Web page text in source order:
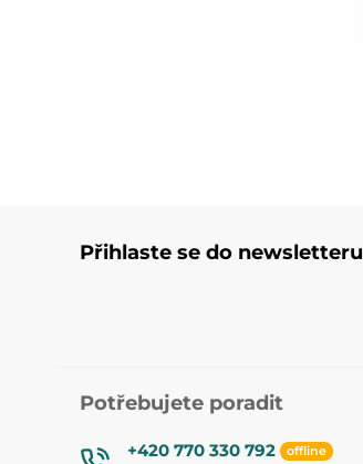
Přihlaste se do newsletteru
Potřebujete poradit
+420 770 330 792 offline